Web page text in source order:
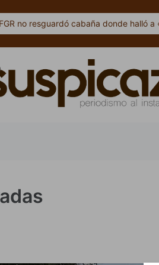
FGR no resguardó cabaña donde halló